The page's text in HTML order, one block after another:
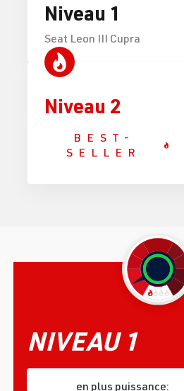
Niveau 1
Seat Leon III Cupra
Niveau 2
BEST-
SELLER
NIVEAU 1
en plus puissance: